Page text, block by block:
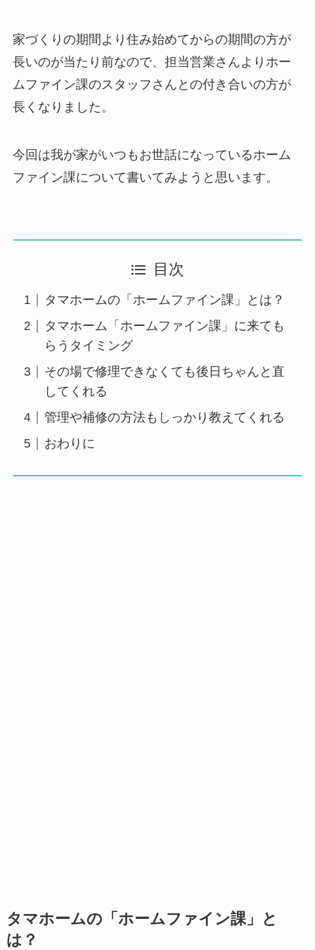
家づくりの期間より住み始めてからの期間の方が
長いのが当たり前なので、担当営業さんよりホー
ムファイン課のスタッフさんとの付き合いの方が
長くなりました。
今回は我が家がいつもお世話になっているホーム
ファイン課について書いてみようと思います。
目次
タマホームの「ホームファイン課」とは？
タマホーム「ホームファイン課」に来ても
らうタイミング
その場で修理できなくても後日ちゃんと直
してくれる
管理や補修の方法もしっかり教えてくれる
おわりに
タマホームの「ホームファイン課」と
は？